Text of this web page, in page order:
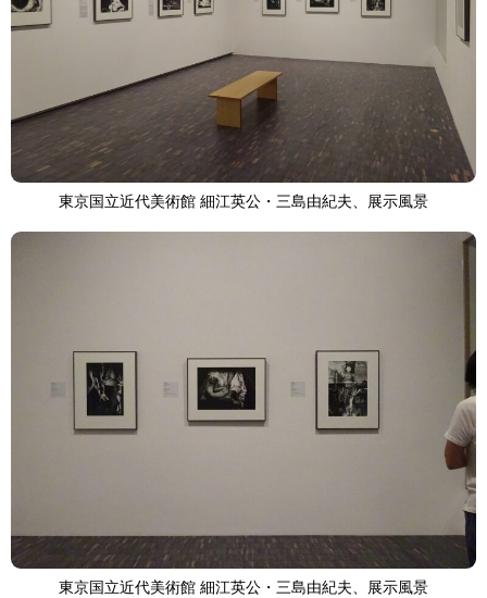
東京国立近代美術館 細江英公・三島由紀夫、展示風景
東京国立近代美術館 細江英公・三島由紀夫、展示風景